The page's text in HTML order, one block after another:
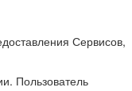
Сервисов,
Пользователь